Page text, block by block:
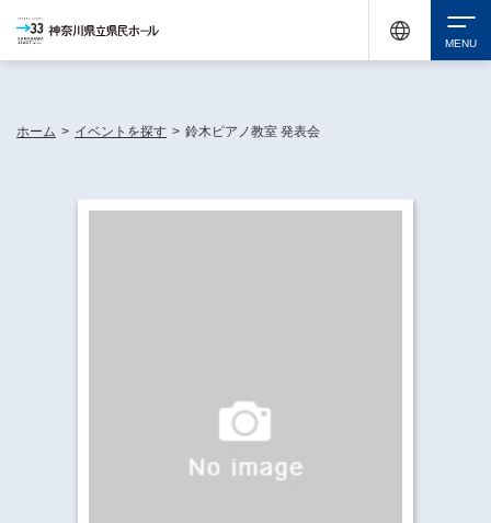
ホーム > イベントを探す > 鈴木ピアノ教室 発表会